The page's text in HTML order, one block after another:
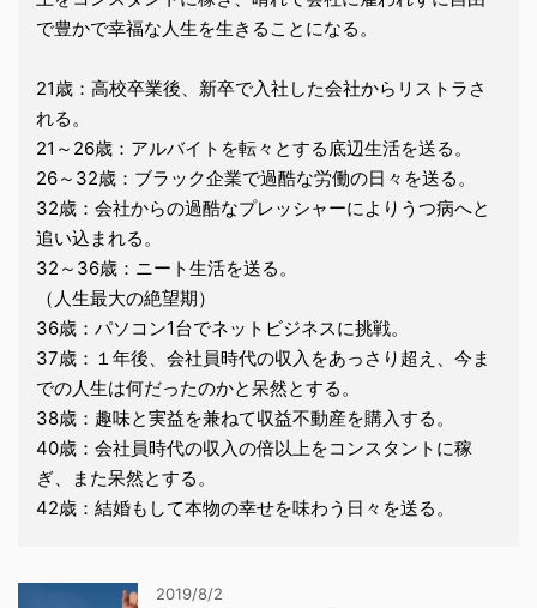
で豊かで幸福な人生を生きることになる。
21歳：高校卒業後、新卒で入社した会社からリストラさ
れる。
21～26歳：アルバイトを転々とする底辺生活を送る。
26～32歳：ブラック企業で過酷な労働の日々を送る。
32歳：会社からの過酷なプレッシャーによりうつ病へと
追い込まれる。
32～36歳：ニート生活を送る。
（人生最大の絶望期）
36歳：パソコン1台でネットビジネスに挑戦。
37歳：１年後、会社員時代の収入をあっさり超え、今ま
での人生は何だったのかと呆然とする。
38歳：趣味と実益を兼ねて収益不動産を購入する。
40歳：会社員時代の収入の倍以上をコンスタントに稼
ぎ、また呆然とする。
42歳：結婚もして本物の幸せを味わう日々を送る。
2019/8/2